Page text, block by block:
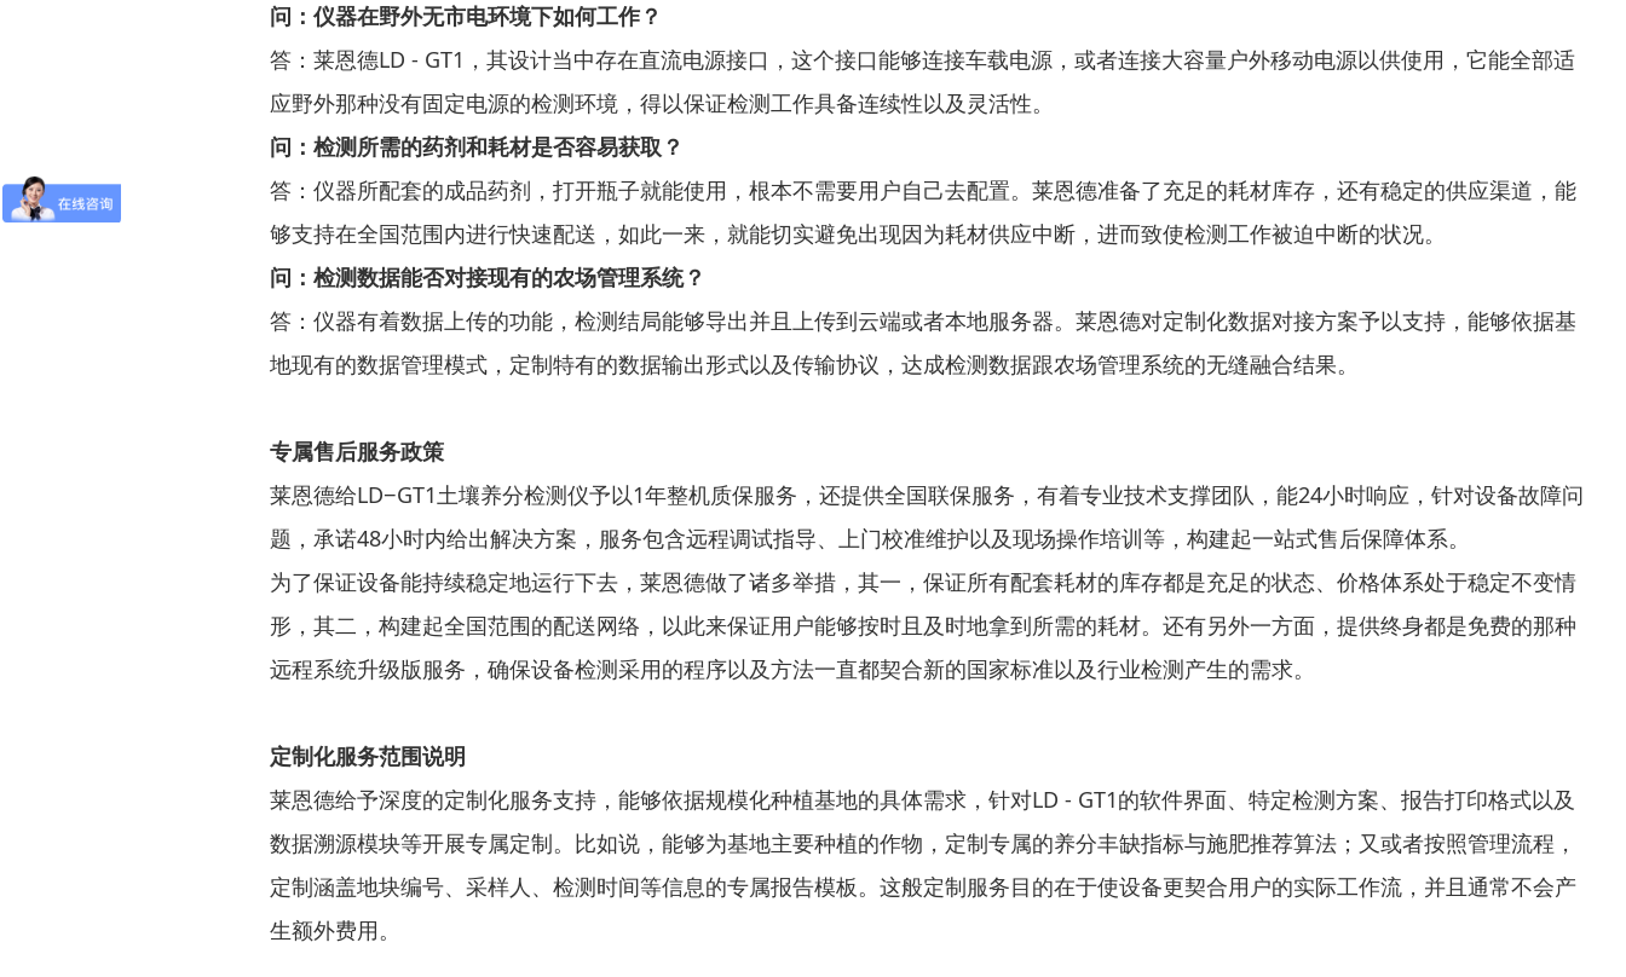
问：仪器在野外无市电环境下如何工作？
答：莱恩德LD - GT1，其设计当中存在直流电源接口，这个接口能够连接车载电源，或者连接大容量户外移动电源以供使用，它能全部适
应野外那种没有固定电源的检测环境，得以保证检测工作具备连续性以及灵活性。
问：检测所需的药剂和耗材是否容易获取？
答：仪器所配套的成品药剂，打开瓶子就能使用，根本不需要用户自己去配置。莱恩德准备了充足的耗材库存，还有稳定的供应渠道，能
够支持在全国范围内进行快速配送，如此一来，就能切实避免出现因为耗材供应中断，进而致使检测工作被迫中断的状况。
问：检测数据能否对接现有的农场管理系统？
答：仪器有着数据上传的功能，检测结局能够导出并且上传到云端或者本地服务器。莱恩德对定制化数据对接方案予以支持，能够依据基
地现有的数据管理模式，定制特有的数据输出形式以及传输协议，达成检测数据跟农场管理系统的无缝融合结果。
专属售后服务政策
莱恩德给LD−GT1土壤养分检测仪予以1年整机质保服务，还提供全国联保服务，有着专业技术支撑团队，能24小时响应，针对设备故障问
题，承诺48小时内给出解决方案，服务包含远程调试指导、上门校准维护以及现场操作培训等，构建起一站式售后保障体系。
为了保证设备能持续稳定地运行下去，莱恩德做了诸多举措，其一，保证所有配套耗材的库存都是充足的状态、价格体系处于稳定不变情
形，其二，构建起全国范围的配送网络，以此来保证用户能够按时且及时地拿到所需的耗材。还有另外一方面，提供终身都是免费的那种
远程系统升级版服务，确保设备检测采用的程序以及方法一直都契合新的国家标准以及行业检测产生的需求。
定制化服务范围说明
莱恩德给予深度的定制化服务支持，能够依据规模化种植基地的具体需求，针对LD - GT1的软件界面、特定检测方案、报告打印格式以及
数据溯源模块等开展专属定制。比如说，能够为基地主要种植的作物，定制专属的养分丰缺指标与施肥推荐算法；又或者按照管理流程，
定制涵盖地块编号、采样人、检测时间等信息的专属报告模板。这般定制服务目的在于使设备更契合用户的实际工作流，并且通常不会产
生额外费用。